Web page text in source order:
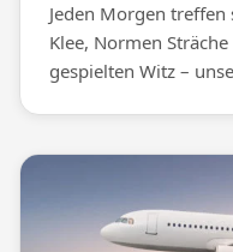
Jeden Morgen
Klee, Normen
gespielten Witz –